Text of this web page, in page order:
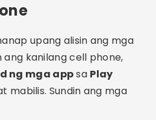
upang alisin ang mga
kanilang cell phone,
ng mga appsa Play
mabilis. Sundin ang mga